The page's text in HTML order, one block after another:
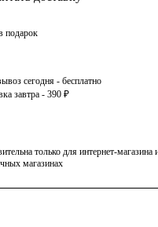
подарок
сегодня - бесплатно
завтра - 390 ₽
только для интернет-магазина
магазинах